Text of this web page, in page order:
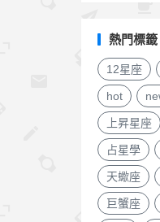
熱門標籤
12星座
hot
上昇星座
占星學
天蠍座
巨蟹座